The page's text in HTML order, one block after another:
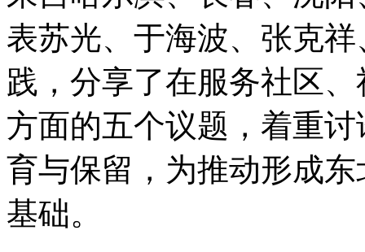
表苏光、于海波、张克
践，分享了在服务社区
方面的五个议题，着重
育与保留，为推动形成
基础。